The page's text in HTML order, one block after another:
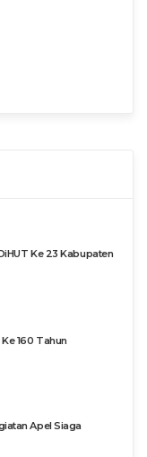
Ke 23 Kabupaten
160 Tahun
Apel Siaga